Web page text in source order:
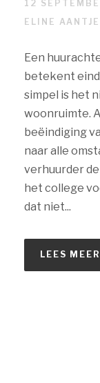
12
ELINE
Een
betekent
simpel is het
woonruimte.
beëindiging
naar alle
verhuurder
het college
dat niet...
LEES MEER